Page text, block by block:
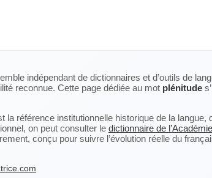
indépendant de dictionnaires et d’outils de
reconnue. Cette page dédiée au mot plénitude
la référence institutionnelle historique de la
on peut consulter le dictionnaire de
conçu pour suivre l’évolution réelle du